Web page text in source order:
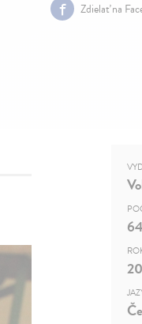
Zdielať na
64